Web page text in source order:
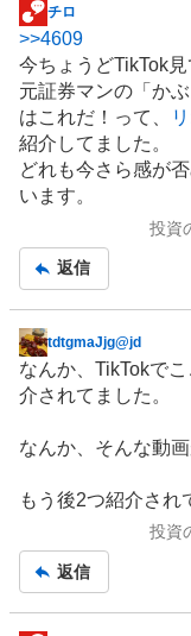
掲
示
板
記
事
チロ
>>4609
今ちょうどTikTok
元証券マンの「か
はこれだ！って、
紹介してました。
どれも今さら感が
います。
投資
返信
掲
示
板
事
tdtgmaJjg@jd
なんか、TikTokで
介されてました。
なんか、そんな動
もう後2つ紹介され
投資
返信